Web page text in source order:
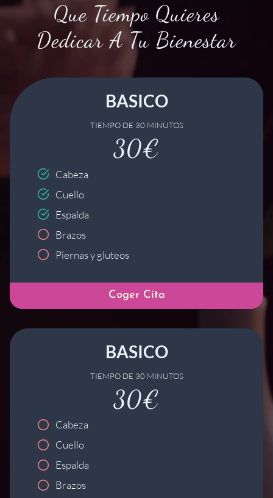
Que Tiempo Quieres
Dedicar A Tu Bienestar
BASICO
TIEMPO DE 30 MINUTOS
30€
Cabeza
Cuello
Espalda
Brazos
Piernas y gluteos
Coger Cita
BASICO
TIEMPO DE 30 MINUTOS
30€
Cabeza
Cuello
Espalda
Brazos